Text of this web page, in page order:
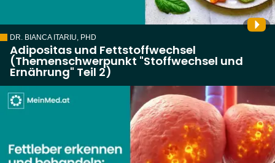
DR. BIANCA ITARIU, PHD
Adipositas und Fettstoffwechsel
(Themenschwerpunkt "Stoffwechsel und
Ernährung" Teil 2)